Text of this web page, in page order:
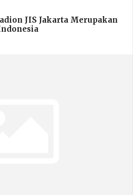
JIS Jakarta Merupakan